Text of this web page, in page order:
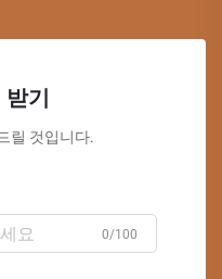
기
릴 것입니다.
0/100